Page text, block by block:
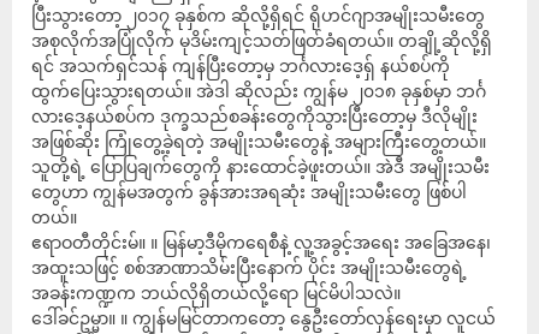
ပြီးသွားတော့ ၂၀၁၇ ခုနှစ်က ဆိုလို့ရှိရင် ရိုဟင်ဂျာအမျိုးသမီးတွေ
အစုလိုက်အပြုံလိုက် မုဒိမ်းကျင့်သတ်ဖြတ်ခံရတယ်။ တချို့ဆိုလို့ရှိ
ရင် အသက်ရှင်သန် ကျန်ပြီးတော့မှ ဘင်္ဂလားဒေ့ရှ် နယ်စပ်ကို
ထွက်ပြေးသွားရတယ်။ အဲဒါ ဆိုလည်း ကျွန်မ ၂၀၁၈ ခုနှစ်မှာ ဘင်္ဂ
လားဒေ့နယ်စပ်က ဒုက္ခသည်စခန်းတွေကိုသွားပြီးတော့မှ ဒီလိုမျိုး
အဖြစ်ဆိုး ကြုံတွေ့ခဲ့ရတဲ့ အမျိုးသမီးတွေနဲ့ အများကြီးတွေ့တယ်။
သူတို့ရဲ့ ပြောပြချက်တွေကို နားထောင်ခဲ့ဖူးတယ်။ အဲဒီ အမျိုးသမီး
တွေဟာ ကျွန်မအတွက် ခွန်အားအရဆုံး အမျိုးသမီးတွေ ဖြစ်ပါ
တယ်။
ဧရာဝတီတိုင်းမ်။ ။ မြန်မာ့ဒီမိုကရေစီနဲ့ လူ့အခွင့်အရေး အခြေအနေ၊
အထူးသဖြင့် စစ်အာဏာသိမ်းပြီးနောက် ပိုင်း အမျိုးသမီးတွေရဲ့
အခန်းကဏ္ဍက ဘယ်လိုရှိတယ်လို့ရော မြင်မိပါသလဲ။
ဒေါ်ခင်ဥမ္မာ။ ။ ကျွန်မမြင်တာကတော့ နွေဦးတော်လှန်ရေးမှာ လူငယ်